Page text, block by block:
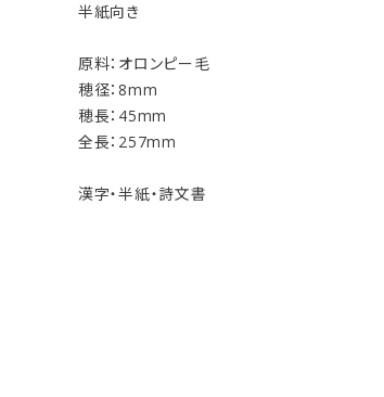
半紙向き
原料：オロンピー毛
穂径：8mm
穂長：45mm
全長：257mm
漢字・半紙・詩文書